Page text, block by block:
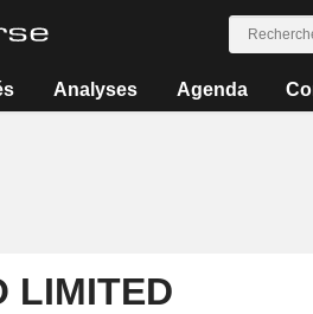
Analyses Agenda
LIMITED